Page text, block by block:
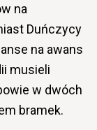
na
Duńczycy
na awans
musieli
w dwóch
bramek.